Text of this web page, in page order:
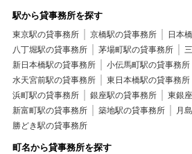
駅から貸事務所を探す
東京駅の貸事務所 京橋駅の貸事務所
日本
八丁堀駅の貸事務所
茅場町駅の貸事務所
新日本橋駅の貸事務所
小伝馬町駅の貸事務所
水天宮前駅の貸事務所
東日本橋駅の貸事務所
浜町駅の貸事務所
銀座駅の貸事務所
東銀
新富町駅の貸事務所
築地駅の貸事務所
月
勝どき駅の貸事務所
町名から貸事務所を探す